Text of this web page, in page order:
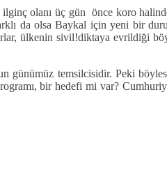
ilginç olanı üç gün önce koro
da olsa Baykal için yeni bir
ülkenin sivil!diktaya evrildiği
günümüz temsilcisidir. Peki
bir hedefi mi var?